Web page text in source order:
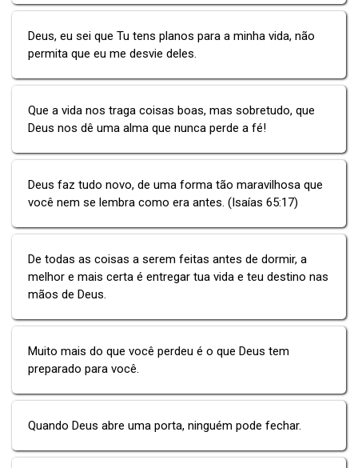
Deus, eu sei que Tu tens planos para a minha vida, não
permita que eu me desvie deles.
Que a vida nos traga coisas boas, mas sobretudo, que
Deus nos dê uma alma que nunca perde a fé!
Deus faz tudo novo, de uma forma tão maravilhosa que
você nem se lembra como era antes. (Isaías 65:17)
De todas as coisas a serem feitas antes de dormir, a
melhor e mais certa é entregar tua vida e teu destino nas
mãos de Deus.
Muito mais do que você perdeu é o que Deus tem
preparado para você.
Quando Deus abre uma porta, ninguém pode fechar.